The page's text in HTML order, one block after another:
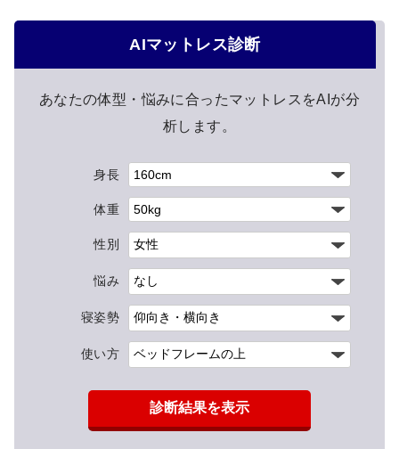
AIマットレス診断
あなたの体型・悩みに合ったマットレスをAIが分
析します。
身長
体重
性別
悩み
寝姿勢
使い方
診断結果を表示